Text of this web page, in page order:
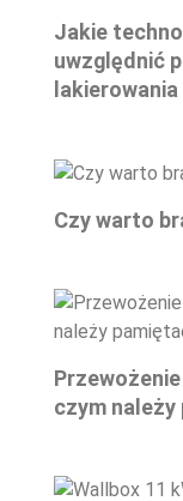
Jakie
uwzględnić
Czy warto
czym należy